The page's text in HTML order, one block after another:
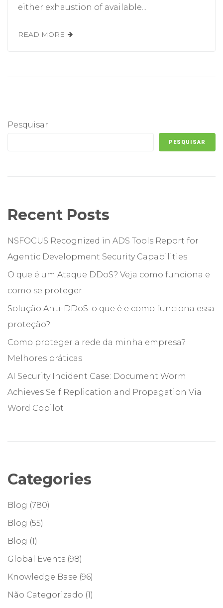
either exhaustion of available...
READ MORE
Pesquisar
PESQUISAR
Recent Posts
NSFOCUS Recognized in ADS Tools Report for
Agentic Development Security Capabilities
O que é um Ataque DDoS? Veja como funciona e
como se proteger
Solução Anti-DDoS: o que é e como funciona essa
proteção?
Como proteger a rede da minha empresa?
Melhores práticas
AI Security Incident Case: Document Worm
Achieves Self Replication and Propagation Via
Word Copilot
Categories
Blog (780)
Blog (55)
Blog (1)
Global Events (98)
Knowledge Base (96)
Não Categorizado (1)